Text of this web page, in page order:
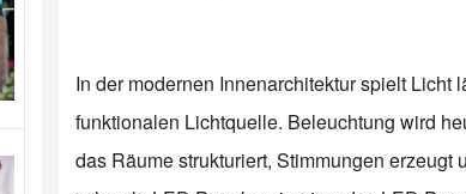
In der modernen Innenarchitektur spielt Licht
funktionalen Lichtquelle. Beleuchtung wird
das Räume strukturiert, Stimmungen